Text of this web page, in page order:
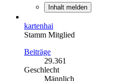
Inhalt melden
kartenhai
Stamm Mitglied
Beiträge
29.361
Geschlecht
Männlich